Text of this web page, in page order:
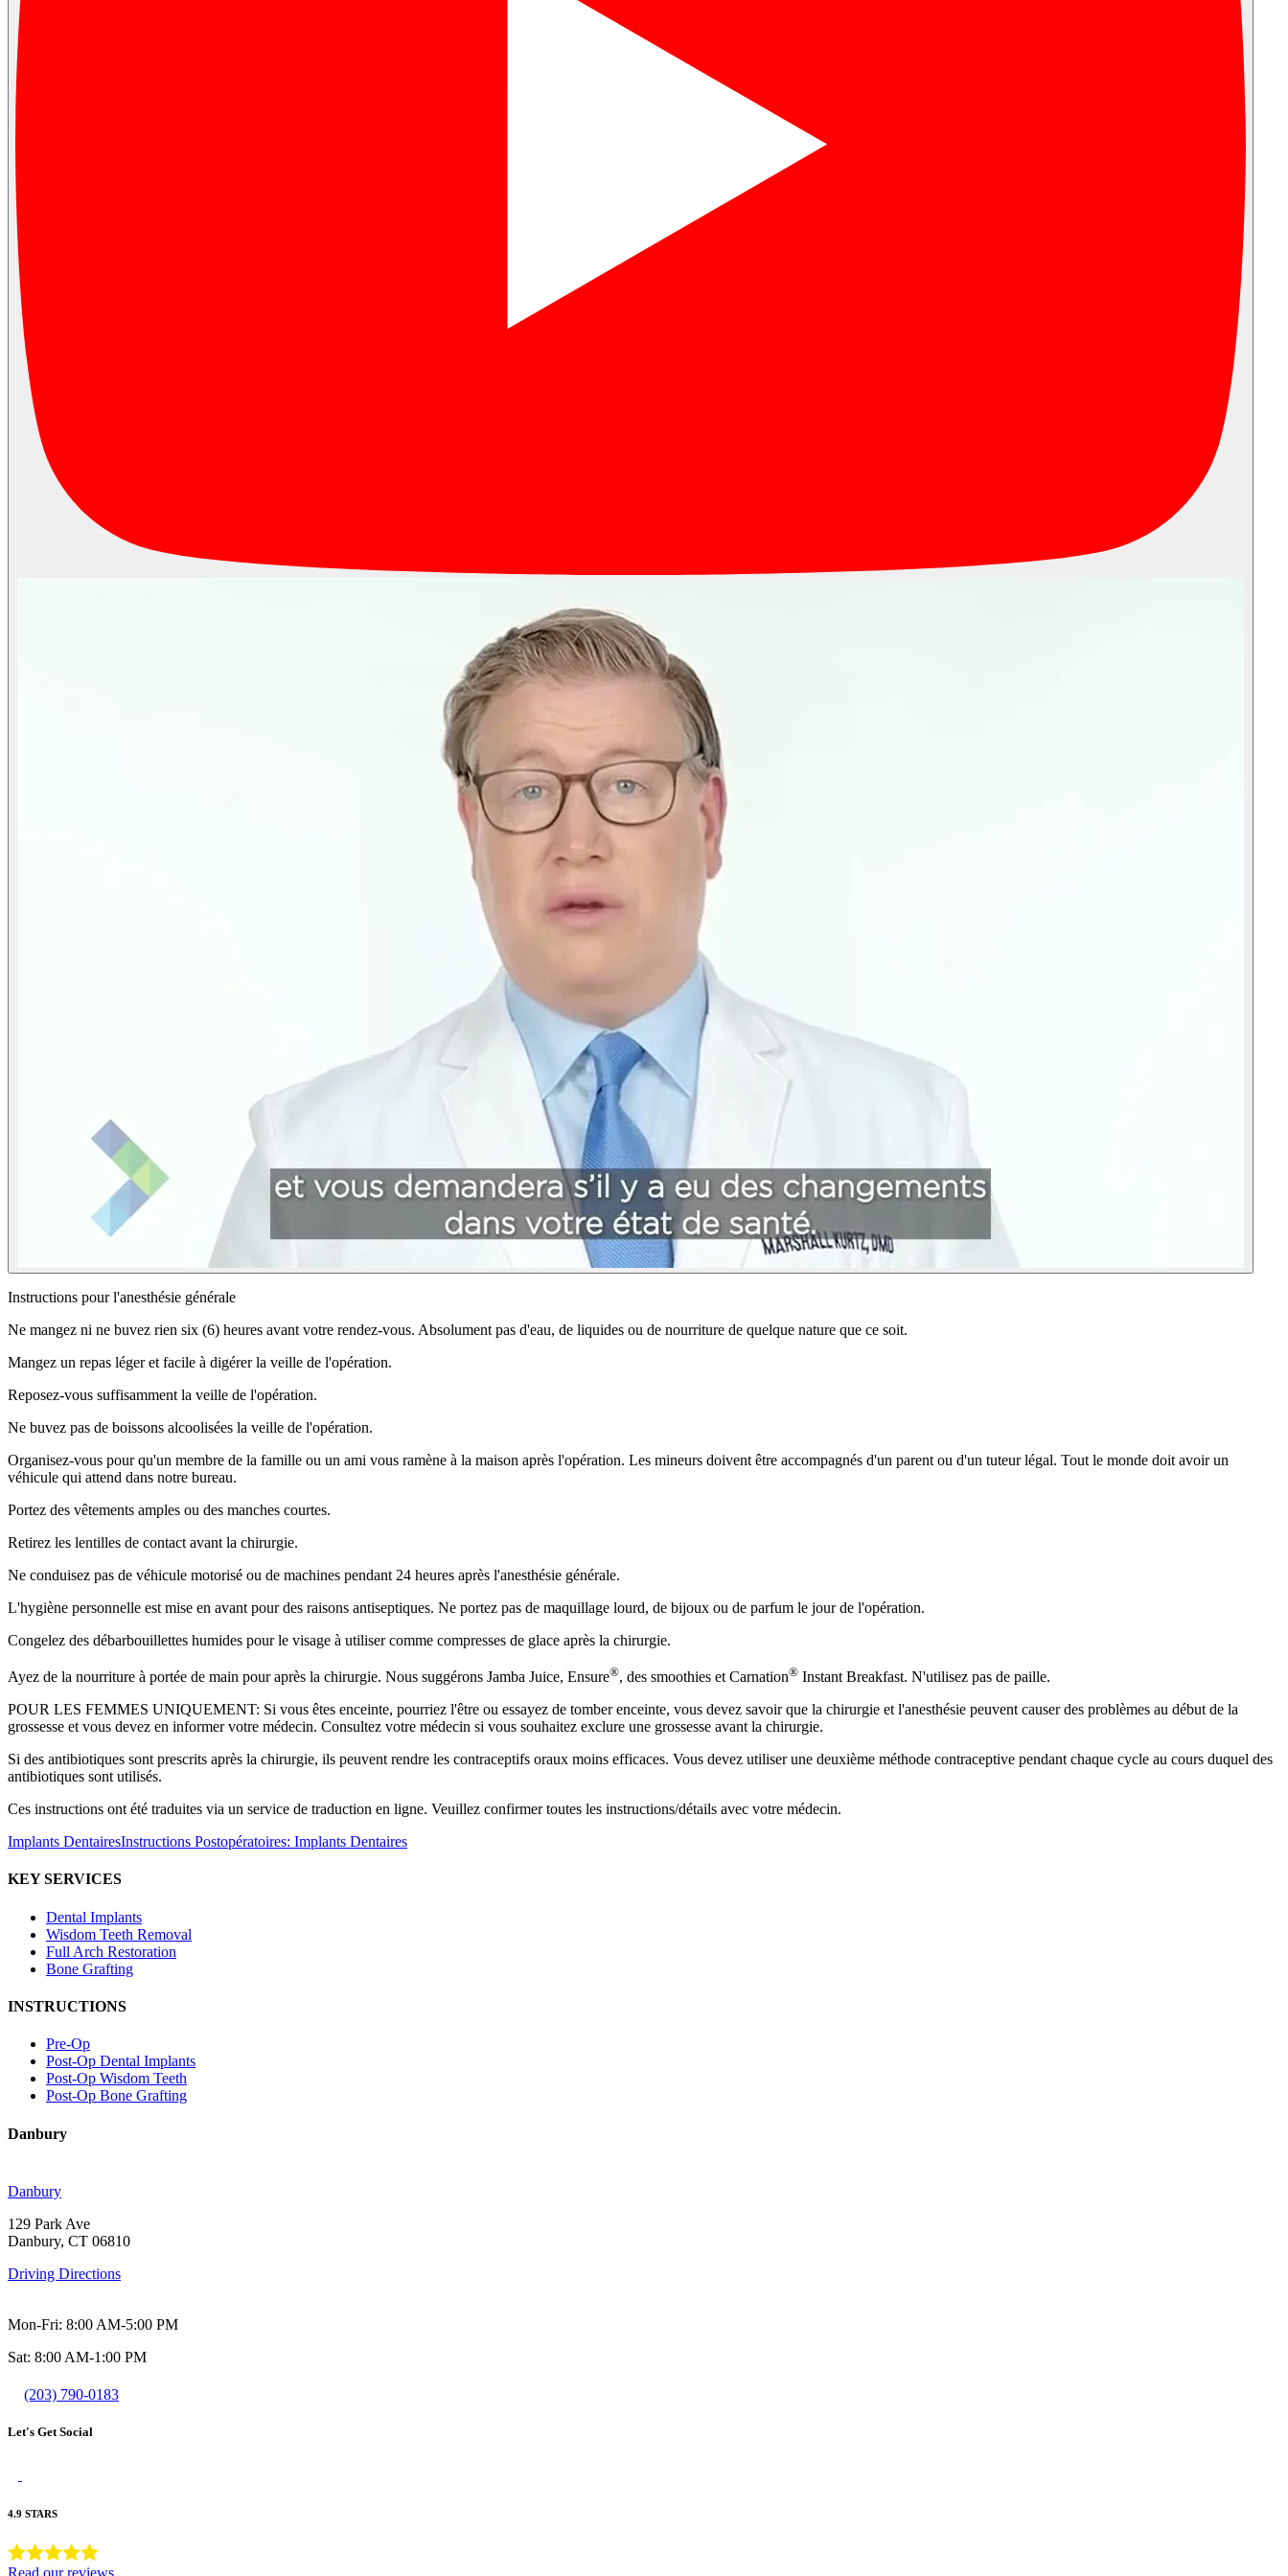
Instructions pour l'anesthésie générale
Ne mangez ni ne buvez rien six (6) heures avant votre rendez-vous. Absolument pas d'eau, de liquides ou de nourriture de quelque nature que ce soit.
Mangez un repas léger et facile à digérer la veille de l'opération.
Reposez-vous suffisamment la veille de l'opération.
Ne buvez pas de boissons alcoolisées la veille de l'opération.
Organisez-vous pour qu'un membre de la famille ou un ami vous ramène à la maison après l'opération. Les mineurs doivent être accompagnés d'un parent ou d'un tuteur légal. Tout le monde doit avoir un
véhicule qui attend dans notre bureau.
Portez des vêtements amples ou des manches courtes.
Retirez les lentilles de contact avant la chirurgie.
Ne conduisez pas de véhicule motorisé ou de machines pendant 24 heures après l'anesthésie générale.
L'hygiène personnelle est mise en avant pour des raisons antiseptiques. Ne portez pas de maquillage lourd, de bijoux ou de parfum le jour de l'opération.
Congelez des débarbouillettes humides pour le visage à utiliser comme compresses de glace après la chirurgie.
Ayez de la nourriture à portée de main pour après la chirurgie. Nous suggérons Jamba Juice, Ensure®, des smoothies et Carnation® Instant Breakfast. N'utilisez pas de paille.
POUR LES FEMMES UNIQUEMENT: Si vous êtes enceinte, pourriez l'être ou essayez de tomber enceinte, vous devez savoir que la chirurgie et l'anesthésie peuvent causer des problèmes au début de la
grossesse et vous devez en informer votre médecin. Consultez votre médecin si vous souhaitez exclure une grossesse avant la chirurgie.
Si des antibiotiques sont prescrits après la chirurgie, ils peuvent rendre les contraceptifs oraux moins efficaces. Vous devez utiliser une deuxième méthode contraceptive pendant chaque cycle au cours duquel des
antibiotiques sont utilisés.
Ces instructions ont été traduites via un service de traduction en ligne. Veuillez confirmer toutes les instructions/détails avec votre médecin.
Implants DentairesInstructions Postopératoires: Implants Dentaires
KEY SERVICES
Dental Implants
Wisdom Teeth Removal
Full Arch Restoration
Bone Grafting
INSTRUCTIONS
Pre-Op
Post-Op Dental Implants
Post-Op Wisdom Teeth
Post-Op Bone Grafting
Danbury
Danbury
129 Park Ave
Danbury, CT 06810
Driving Directions
Mon-Fri: 8:00 AM-5:00 PM
Sat: 8:00 AM-1:00 PM
(203) 790-0183
Let's Get Social
4.9 STARS
Read our reviews